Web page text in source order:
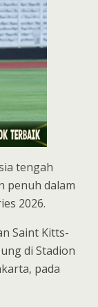
tengah
penuh dalam
2026.
Saint Kitts-
di Stadion
pada